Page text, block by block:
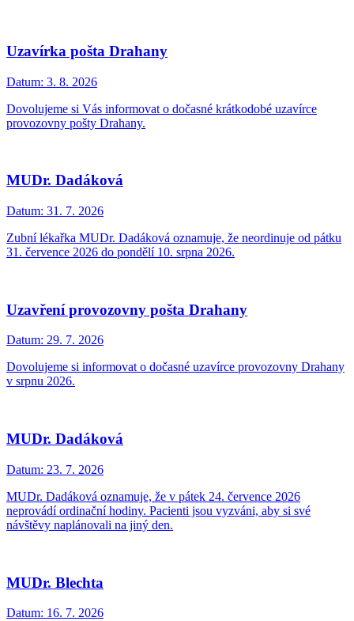
Uzavírka pošta Drahany
Datum: 3. 8. 2026
Dovolujeme si Vás informovat o dočasné krátkodobé uzavírce
provozovny pošty Drahany.
MUDr. Dadáková
Datum: 31. 7. 2026
Zubní lékařka MUDr. Dadáková oznamuje, že neordinuje od pátku
31. července 2026 do pondělí 10. srpna 2026.
Uzavření provozovny pošta Drahany
Datum: 29. 7. 2026
Dovolujeme si informovat o dočasné uzavírce provozovny Drahany
v srpnu 2026.
MUDr. Dadáková
Datum: 23. 7. 2026
MUDr. Dadáková oznamuje, že v pátek 24. července 2026
neprovádí ordinační hodiny. Pacienti jsou vyzváni, aby si své
návštěvy naplánovali na jiný den.
MUDr. Blechta
Datum: 16. 7. 2026